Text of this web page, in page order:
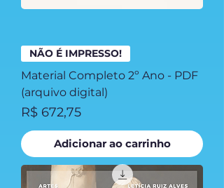
NÃO É IMPRESSO!
Material Completo 2º Ano - PDF
(arquivo digital)
Preço
R$ 672,75
Adicionar ao carrinho